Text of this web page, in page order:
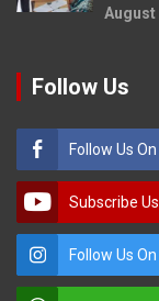
August
Follow Us
Follow Us
Subscribe
Follow Us